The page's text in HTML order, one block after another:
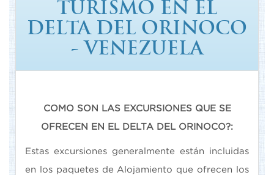
TURISMO EN EL
DELTA DEL ORINOCO
- VENEZUELA
COMO SON LAS EXCURSIONES QUE SE
OFRECEN EN EL DELTA DEL ORINOCO?:
Estas excursiones generalmente están incluidas
en los paquetes de Alojamiento que ofrecen los